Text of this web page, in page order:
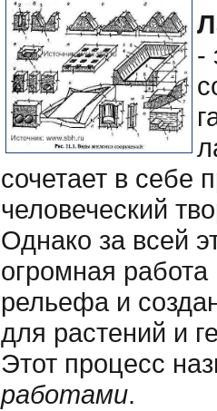
-
сочетает в себе
человеческий
Однако за всей
огромная
рельефа и
для растений и
Этот процесс
работами.